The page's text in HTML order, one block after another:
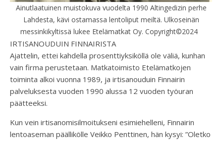
Ainutlaatuinen muistokuva vuodelta 1990 Altingedizin perhe
Lahdesta, kävi ostamassa lentoliput meiltä. Ulkoseinän
messinkikyltissä lukee Etelämatkat Oy. Copyright©2024
IRTISANOUDUIN FINNAIRISTA
Ajattelin, ettei kahdella prosenttiyksiköllä ole väliä, kunhan
vain firma perustetaan. Matkatoimisto Etelämatkojen
toiminta alkoi vuonna 1989, ja irtisanouduin Finnairin
palveluksesta vuoden 1990 alussa 12 vuoden työuran
päätteeksi.
Kun vein irtisanomisilmoitukseni esimiehelleni, Finnairin
lentoaseman päällikölle Veikko Penttinen, hän kysyi: ”Oletko